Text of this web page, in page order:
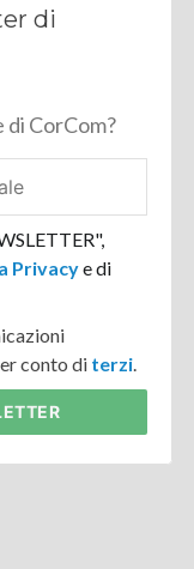
di
CorCom?
Privacye di
conto di terzi.